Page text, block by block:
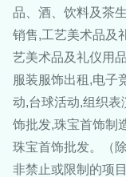
品、酒、饮料及茶
销售,工艺美术品及
艺美术品及礼仪用
服装服饰出租,电子
动,台球活动,组织表
饰批发,珠宝首饰制
珠宝首饰批发。（
非禁止或限制的项目